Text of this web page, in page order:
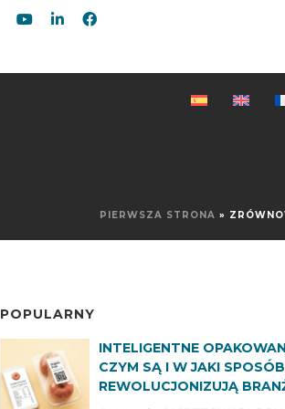
PIERWSZA STRONA »
POPULARNY
INTELIGENTNE
CZYM SĄ I W JAKI SPOSÓB
REWOLUCJONIZUJĄ